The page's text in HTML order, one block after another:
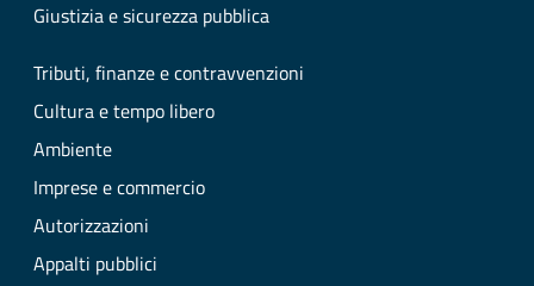
Giustizia e sicurezza pubblica
Tributi, finanze e contravvenzioni
Cultura e tempo libero
Ambiente
Imprese e commercio
Autorizzazioni
Appalti pubblici